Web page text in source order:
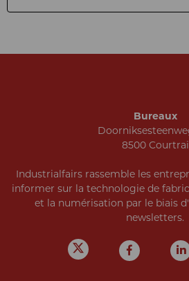
Bureaux
8500 Courtrai
Industrialfairs rassemble les
informer sur la technologie de
et la numérisation par le biais
newsletters.